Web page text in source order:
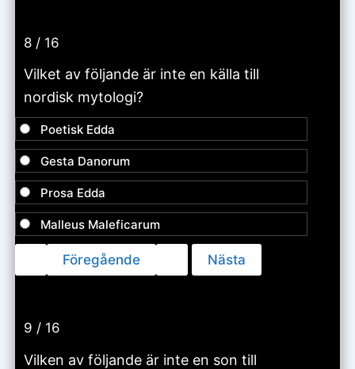
8 / 16
Vilket av följande är inte en källa till
nordisk mytologi?
Poetisk Edda
Gesta Danorum
Prosa Edda
Malleus Maleficarum
9 / 16
Vilken av följande är inte en son till